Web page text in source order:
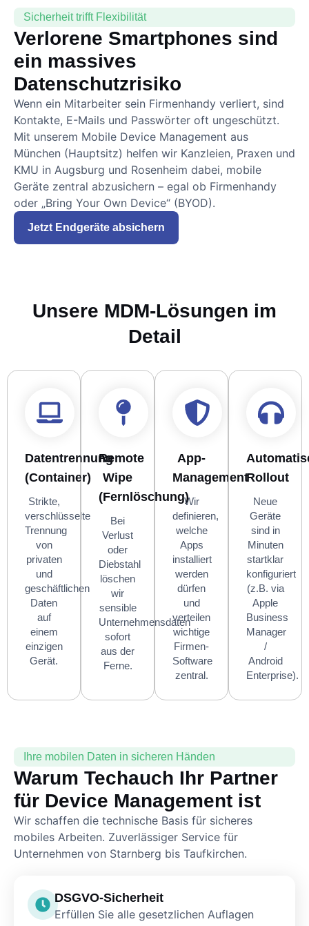
Sicherheit trifft Flexibilität
Verlorene Smartphones sind
ein massives
Datenschutzrisiko
Wenn ein Mitarbeiter sein Firmenhandy verliert, sind
Kontakte, E-Mails und Passwörter oft ungeschützt.
Mit unserem Mobile Device Management aus
München (Hauptsitz) helfen wir Kanzleien, Praxen und
KMU in Augsburg und Rosenheim dabei, mobile
Geräte zentral abzusichern – egal ob Firmenhandy
oder „Bring Your Own Device“ (BYOD).
Jetzt Endgeräte absichern
Unsere MDM-Lösungen im
Detail
Datentrennung
(Container)
Strikte,
verschlüsselte
Trennung
von
privaten
und
geschäftlichen
Daten
auf
einem
einzigen
Gerät.
Remote
Wipe
(Fernlöschung)
Bei
Verlust
oder
Diebstahl
löschen
wir
sensible
Unternehmensdaten
sofort
aus der
Ferne.
App-
Management
Wir
definieren,
welche
Apps
installiert
werden
dürfen
und
verteilen
wichtige
Firmen-
Software
zentral.
Rollout
Neue
Geräte
sind in
Minuten
startklar
konfiguriert
(z.B. via
Apple
Business
Manager
/
Android
Enterprise).
Ihre mobilen Daten in sicheren Händen
Warum Techauch Ihr Partner
für Device Management ist
Wir schaffen die technische Basis für sicheres
mobiles Arbeiten. Zuverlässiger Service für
Unternehmen von Starnberg bis Taufkirchen.
DSGVO-Sicherheit
Erfüllen Sie alle gesetzlichen Auflagen